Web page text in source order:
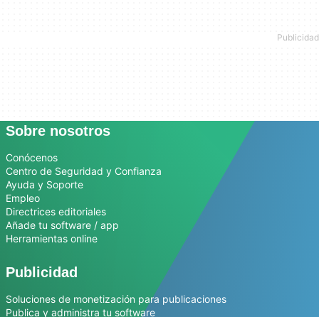
Sobre nosotros
Conócenos
Centro de Seguridad y Confianza
Ayuda y Soporte
Empleo
Directrices editoriales
Añade tu software / app
Herramientas online
Publicidad
Soluciones de monetización para publicaciones
Publica y administra tu software